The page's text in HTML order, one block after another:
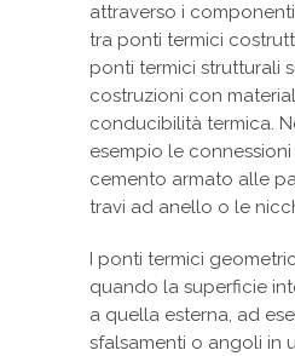
attraverso i
tra ponti termici
ponti termici strutturali
costruzioni con
conducibilità termica.
esempio le
cemento armato alle
travi ad anello o le
I ponti termici
quando la superficie
a quella esterna, ad
sfalsamenti o angoli in